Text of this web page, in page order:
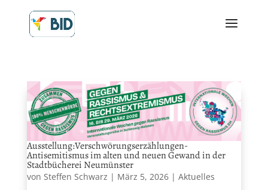
Ausstellung:Verschwörungserzählungen-
Antisemitismus im alten und neuen Gewand in der
Stadtbücherei Neumünster
von Steffen Schwarz | März 5, 2026| Aktuelles